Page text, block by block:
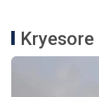
Kryesore